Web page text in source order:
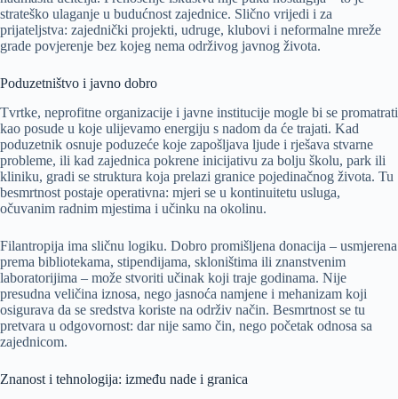
strateško ulaganje u budućnost zajednice. Slično vrijedi i za
prijateljstva: zajednički projekti, udruge, klubovi i neformalne mreže
grade povjerenje bez kojeg nema održivog javnog života.
Poduzetništvo i javno dobro
Tvrtke, neprofitne organizacije i javne institucije mogle bi se promatrati
kao posude u koje ulijevamo energiju s nadom da će trajati. Kad
poduzetnik osnuje poduzeće koje zapošljava ljude i rješava stvarne
probleme, ili kad zajednica pokrene inicijativu za bolju školu, park ili
kliniku, gradi se struktura koja prelazi granice pojedinačnog života. Tu
besmrtnost postaje operativna: mjeri se u kontinuitetu usluga,
očuvanim radnim mjestima i učinku na okolinu.
Filantropija ima sličnu logiku. Dobro promišljena donacija – usmjerena
prema bibliotekama, stipendijama, skloništima ili znanstvenim
laboratorijima – može stvoriti učinak koji traje godinama. Nije
presudna veličina iznosa, nego jasnoća namjene i mehanizam koji
osigurava da se sredstva koriste na održiv način. Besmrtnost se tu
pretvara u odgovornost: dar nije samo čin, nego početak odnosa sa
zajednicom.
Znanost i tehnologija: između nade i granica